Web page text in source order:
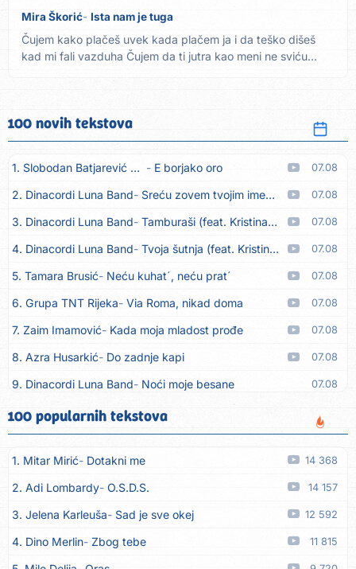
Mira Škorić Ista nam je tuga
Čujem kako plačeš uvek kada plačem ja i da teško dišeš
kad mi fali vazduha Čujem da ti jutra kao meni ne sviću
100 novih tekstova
1. Slobodan Batjarević Čobe E borjako oro 07.08
2. Dinacordi Luna Band Sreću zovem tvojim imenom (feat. Kristina Smetko) 07.08
3. Dinacordi Luna Band Tamburaši (feat. Kristina Smetko) 07.08
4. Dinacordi Luna Band Tvoja šutnja (feat. Kristina Smetko) 07.08
5. Tamara Brusić Neću kuhat´, neću prat´ 07.08
6. Grupa TNT Rijeka Via Roma, nikad doma 07.08
7. Zaim Imamović Kada moja mladost prođe 07.08
8. Azra Husarkić Do zadnje kapi 07.08
9. Dinacordi Luna Band Noći moje besane 07.08
10. Pet za 5 Pozdravi mi Stubicu
11. Dinacordi Luna Band Anđeo moj 07.08
12. Vesna Kartuš Vrati se 07.08
13. Severina Pozovi me ti (Anksiozna) 06.08
14. Fidellio Summer Time 06.08
15. Tereza Kesovija Volim te 06.08
100 popularnih tekstova
1. Mitar Mirić Dotakni me 14 368
2. Adi Lombardy O.S.D.S. 14 157
3. Jelena Karleuša Sad je sve okej 12 592
4. Dino Merlin Zbog tebe 11 815